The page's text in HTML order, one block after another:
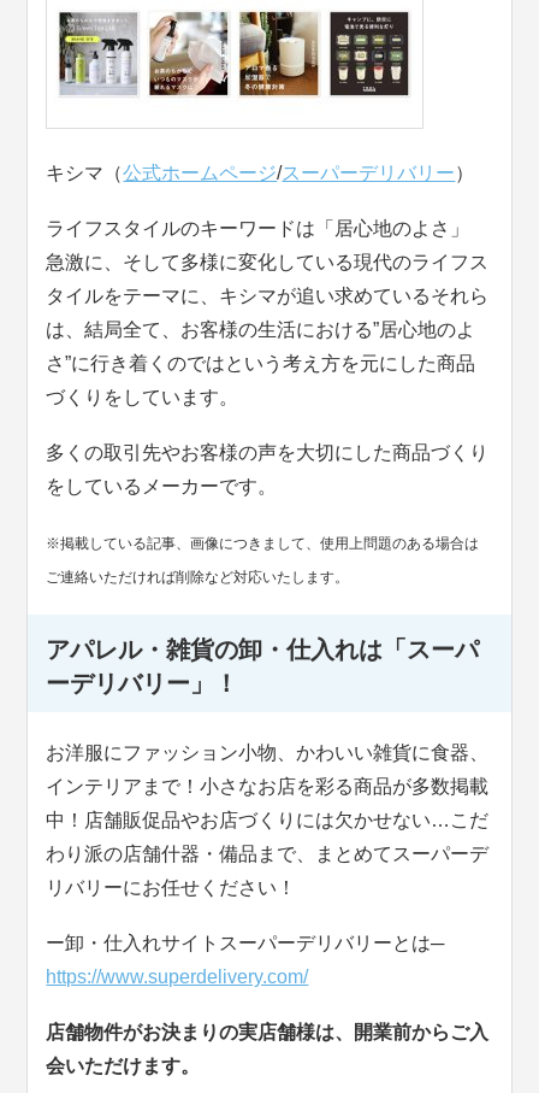
キシマ（公式ホームページ/スーパーデリバリー）
ライフスタイルのキーワードは「居心地のよさ」
急激に、そして多様に変化している現代のライフス
タイルをテーマに、キシマが追い求めているそれら
は、結局全て、お客様の生活における”居心地のよ
さ”に行き着くのではという考え方を元にした商品
づくりをしています。
多くの取引先やお客様の声を大切にした商品づくり
をしているメーカーです。
※掲載している記事、画像につきまして、使用上問題のある場合は
ご連絡いただければ削除など対応いたします。
アパレル・雑貨の卸・仕入れは「スーパ
ーデリバリー」！
お洋服にファッション小物、かわいい雑貨に食器、
インテリアまで！小さなお店を彩る商品が多数掲載
中！店舗販促品やお店づくりには欠かせない…こだ
わり派の店舗什器・備品まで、まとめてスーパーデ
リバリーにお任せください！
ー卸・仕入れサイトスーパーデリバリーとは─
https://www.superdelivery.com/
店舗物件がお決まりの実店舗様は、開業前からご入
会いただけます。